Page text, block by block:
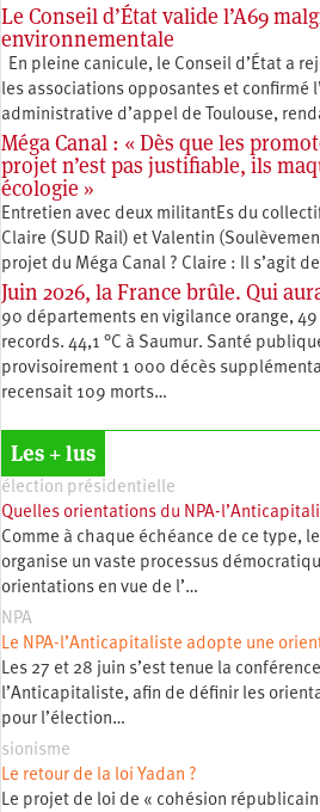
Le Conseil d’État valide l’A69
environnementale
En pleine canicule, le Conseil d’État a
les associations opposantes et confirmé
administrative d’appel de Toulouse,
Méga Canal : « Dès que les
projet n’est pas justifiable, ils
écologie »
Entretien avec deux militantEs du
Claire (SUD Rail) et Valentin
projet du Méga Canal ? Claire : Il s’agit
Juin 2026, la France brûle. Qui
90 départements en vigilance orange, 49
records. 44,1 °C à Saumur. Santé
provisoirement 1 000 décès
recensait 109 morts…
Les + lus
élection présidentielle
Quelles orientations du NPA-
Comme à chaque échéance de ce type,
organise un vaste processus
orientations en vue de l’…
NPA
Le NPA-l’Anticapitaliste adopte une
Les 27 et 28 juin s’est tenue la
l’Anticapitaliste, afin de définir les
pour l’élection…
sionisme
Le retour de la loi Yadan ?
Le projet de loi de « cohésion